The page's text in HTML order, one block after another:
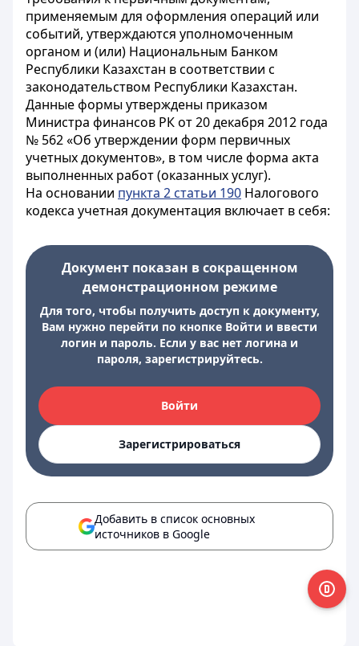
применяемым для оформления операций или
событий, утверждаются уполномоченным
органом и (или) Национальным Банком
Республики Казахстан в соответствии с
законодательством Республики Казахстан.
Данные формы утверждены приказом
Министра финансов РК от 20 декабря 2012 года
№ 562 «Об утверждении форм первичных
учетных документов», в том числе форма акта
выполненных работ (оказанных услуг).
На основании пункта 2 статьи 190 Налогового
кодекса учетная документация включает в себя:
Документ показан в сокращенном
демонстрационном режиме
Для того, чтобы получить доступ к документу,
Вам нужно перейти по кнопке Войти и ввести
логин и пароль. Если у вас нет логина и
пароля, зарегистрируйтесь.
Войти
Зарегистрироваться
Добавить в список основных
источников в Google